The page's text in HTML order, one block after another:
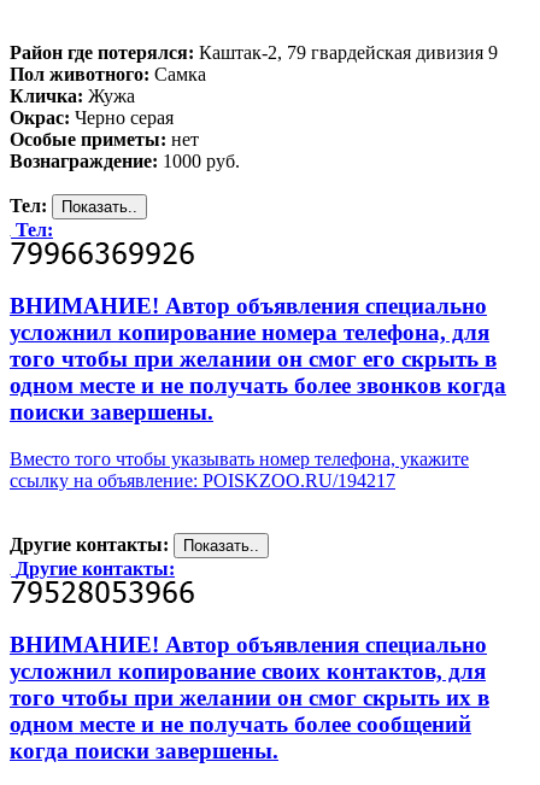
Район где потерялся: Каштак-2, 79 гвардейская дивизия 9
Пол животного: Самка
Кличка: Жужа
Окрас: Черно серая
Особые приметы: нет
Вознаграждение: 1000 руб.
Тел:
Тел:
ВНИМАНИЕ! Автор объявления специально
усложнил копирование номера телефона, для
того чтобы при желании он смог его скрыть в
одном месте и не получать более звонков когда
поиски завершены.
Вместо того чтобы указывать номер телефона, укажите
ссылку на объявление: POISKZOO.RU/194217
Другие контакты:
Другие контакты:
ВНИМАНИЕ! Автор объявления специально
усложнил копирование своих контактов, для
того чтобы при желании он смог скрыть их в
одном месте и не получать более сообщений
когда поиски завершены.